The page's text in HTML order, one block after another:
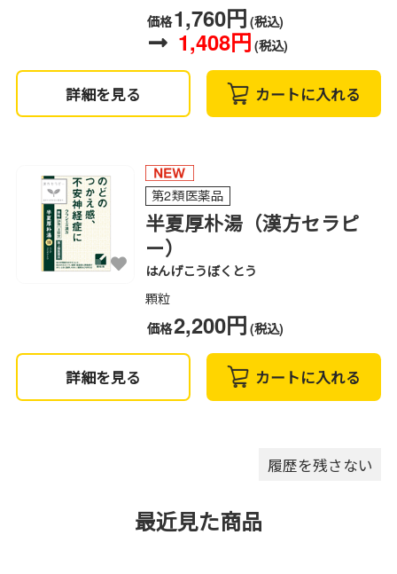
価格1,760円 (税込)
1,408円 (税込)
詳細を見る カートに入れる
第2類医薬品
半夏厚朴湯（漢方セラピ
ー）
はんげこうぼくとう
顆粒
価格2,200円 (税込)
詳細を見る カートに入れる
履歴を残さない
最近見た商品